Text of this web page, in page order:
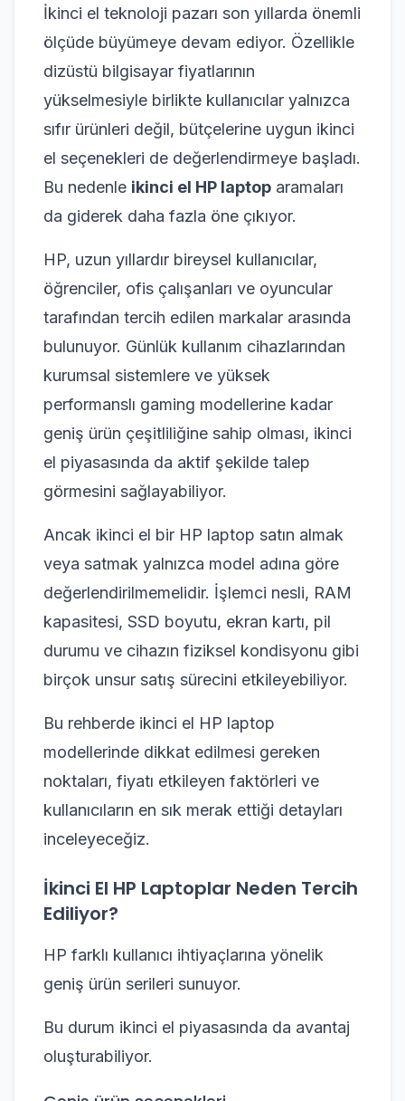
İkinci el teknoloji pazarı son yıllarda önemli
ölçüde büyümeye devam ediyor. Özellikle
dizüstü bilgisayar fiyatlarının
yükselmesiyle birlikte kullanıcılar yalnızca
sıfır ürünleri değil, bütçelerine uygun ikinci
el seçenekleri de değerlendirmeye başladı.
Bu nedenle ikinci el HP laptop aramaları
da giderek daha fazla öne çıkıyor.
HP, uzun yıllardır bireysel kullanıcılar,
öğrenciler, ofis çalışanları ve oyuncular
tarafından tercih edilen markalar arasında
bulunuyor. Günlük kullanım cihazlarından
kurumsal sistemlere ve yüksek
performanslı gaming modellerine kadar
geniş ürün çeşitliliğine sahip olması, ikinci
el piyasasında da aktif şekilde talep
görmesini sağlayabiliyor.
Ancak ikinci el bir HP laptop satın almak
veya satmak yalnızca model adına göre
değerlendirilmemelidir. İşlemci nesli, RAM
kapasitesi, SSD boyutu, ekran kartı, pil
durumu ve cihazın fiziksel kondisyonu gibi
birçok unsur satış sürecini etkileyebiliyor.
Bu rehberde ikinci el HP laptop
modellerinde dikkat edilmesi gereken
noktaları, fiyatı etkileyen faktörleri ve
kullanıcıların en sık merak ettiği detayları
inceleyeceğiz.
İkinci El HP Laptoplar Neden Tercih
Ediliyor?
HP farklı kullanıcı ihtiyaçlarına yönelik
geniş ürün serileri sunuyor.
Bu durum ikinci el piyasasında da avantaj
oluşturabiliyor.